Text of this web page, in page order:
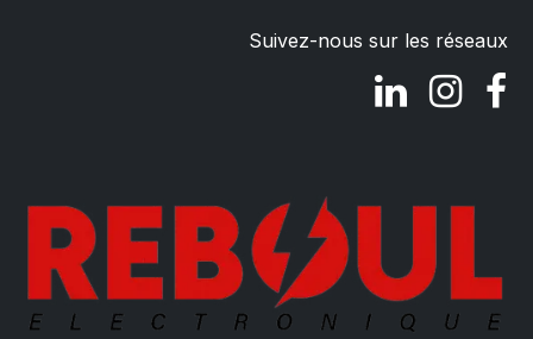
Suivez-nous sur les réseaux